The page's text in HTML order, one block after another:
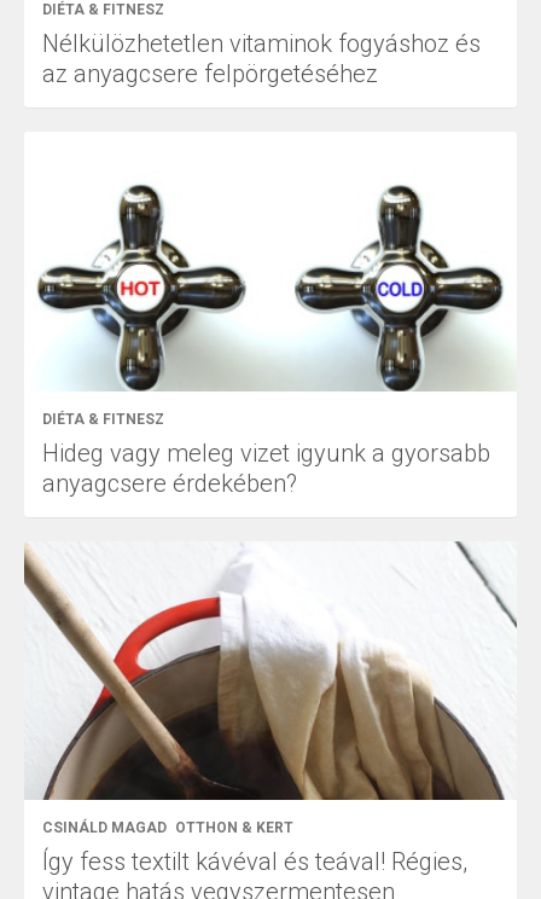
DIÉTA & FITNESZ
Nélkülözhetetlen vitaminok fogyáshoz és
az anyagcsere felpörgetéséhez
DIÉTA & FITNESZ
Hideg vagy meleg vizet igyunk a gyorsabb
anyagcsere érdekében?
CSINÁLD MAGAD OTTHON & KERT
Így fess textilt kávéval és teával! Régies,
vintage hatás vegyszermentesen